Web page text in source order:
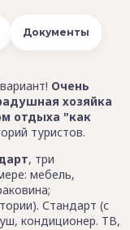
Документы
Очень
хозяйка
отдыха "как
туристов.
, три
мебель,
Стандарт (с
кондиционер. ТВ,